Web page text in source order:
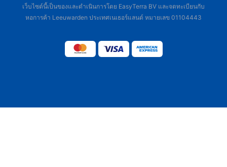
เว็บไซต์นี้เป็นของและดำเนินการโดย EasyTerra BV และจดทะเบียนกับ
หอการค้า Leeuwarden ประเทศเนเธอร์แลนด์ หมายเลข 01104443